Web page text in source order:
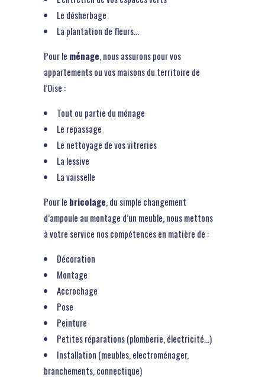
Le désherbage
La plantation de fleurs…
Pour le ménage, nous assurons pour vos
appartements ou vos maisons du territoire de
l’Oise :
Tout ou partie du ménage
Le repassage
Le nettoyage de vos vitreries
La lessive
La vaisselle
Pour le bricolage, du simple changement
d’ampoule au montage d’un meuble, nous mettons
à votre service nos compétences en matière de :
Décoration
Montage
Accrochage
Pose
Peinture
Petites réparations (plomberie, électricité…)
Installation (meubles, electroménager,
branchements, connectique)